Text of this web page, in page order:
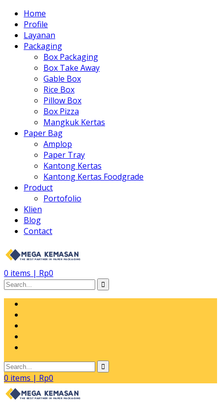
Home
Profile
Layanan
Packaging
Box Packaging
Box Take Away
Gable Box
Rice Box
Pillow Box
Box Pizza
Mangkuk Kertas
Paper Bag
Amplop
Paper Tray
Kantong Kertas
Kantong Kertas Foodgrade
Product
Portofolio
Klien
Blog
Contact
0 items | Rp0
0 items | Rp0